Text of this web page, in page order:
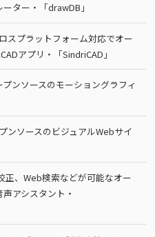
ター・「drawDB」
スプラットフォーム対応でオー
アプリ・「SindriCAD」
ンソースのモーショングラフィ
ンソースのビジュアルWebサイ
正、Web検索などが可能なオー
アシスタント・